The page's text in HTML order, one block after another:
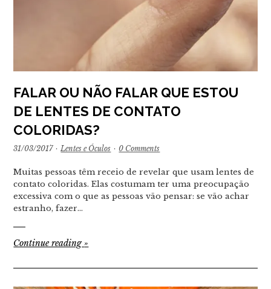
FALAR OU NÃO FALAR QUE ESTOU
DE LENTES DE CONTATO
COLORIDAS?
31/03/2017 · Lentes e Óculos · 0 Comments
Muitas pessoas têm receio de revelar que usam lentes de
contato coloridas. Elas costumam ter uma preocupação
excessiva com o que as pessoas vão pensar: se vão achar
estranho, fazer…
Continue reading»